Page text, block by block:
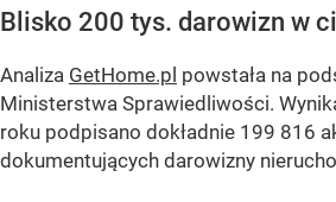
Blisko 200 tys. darowizn w
Analiza GetHome.pl powstała na
Ministerstwa Sprawiedliwości.
roku podpisano dokładnie 199 816
dokumentujących darowizny